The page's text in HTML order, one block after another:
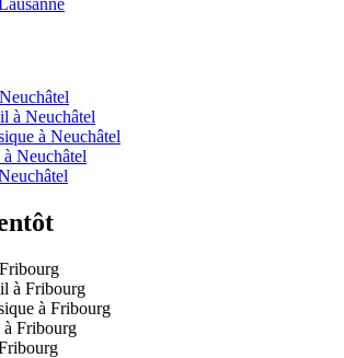
à Neuchâtel
à Neuchâtel
Neuchâtel
à Fribourg
à Fribourg
à Fribourg